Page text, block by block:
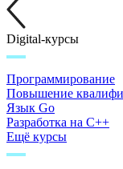
Digital-курсы
Программирование
Повышение
Язык Go
Разработка на C++
Ещё курсы